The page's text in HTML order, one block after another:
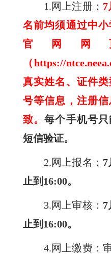
1.网上注册： 7
名前均须通过中
官网网
（https://
真实姓名、证件
号等信息，注册
致。每个手机号
短信验证。
2.网上报名： 7
止到 16:00。
3.网上审核： 7
止到 16:00。
4.网上缴费：